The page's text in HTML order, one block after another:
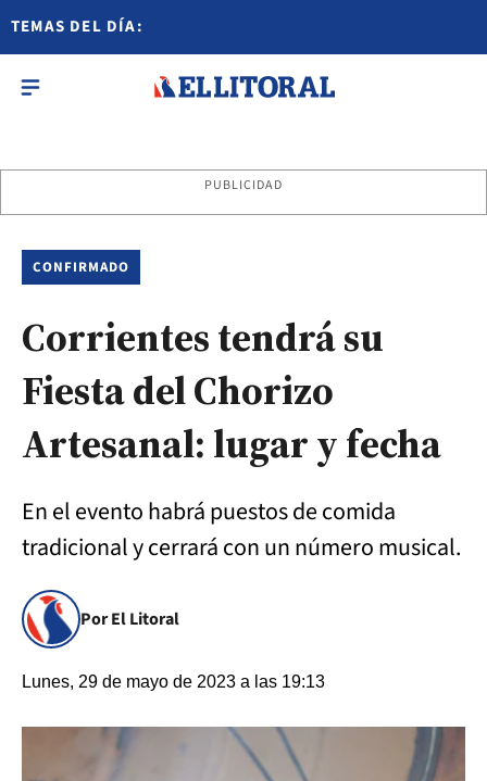
TEMAS DEL DÍA:
PUBLICIDAD
CONFIRMADO
Corrientes tendrá su
Fiesta del Chorizo
Artesanal: lugar y fecha
En el evento habrá puestos de comida
tradicional y cerrará con un número musical.
Por El Litoral
Lunes, 29 de mayo de 2023 a las 19:13